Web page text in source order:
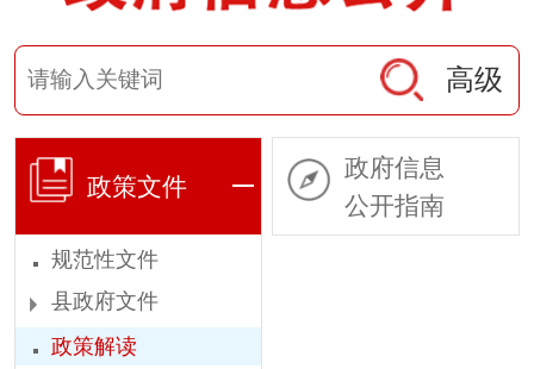
高级
政策文件
规范性文件
县政府文件
政策解读
政府信息
公开指南